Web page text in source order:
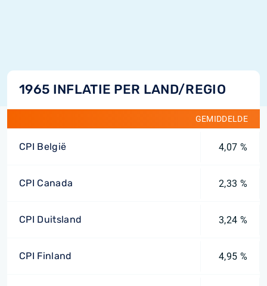
1965 INFLATIE PER LAND/REGIO
GEMIDDELDE
CPI België 4,07 %
CPI Canada 2,33 %
CPI Duitsland 3,24 %
CPI Finland 4,95 %